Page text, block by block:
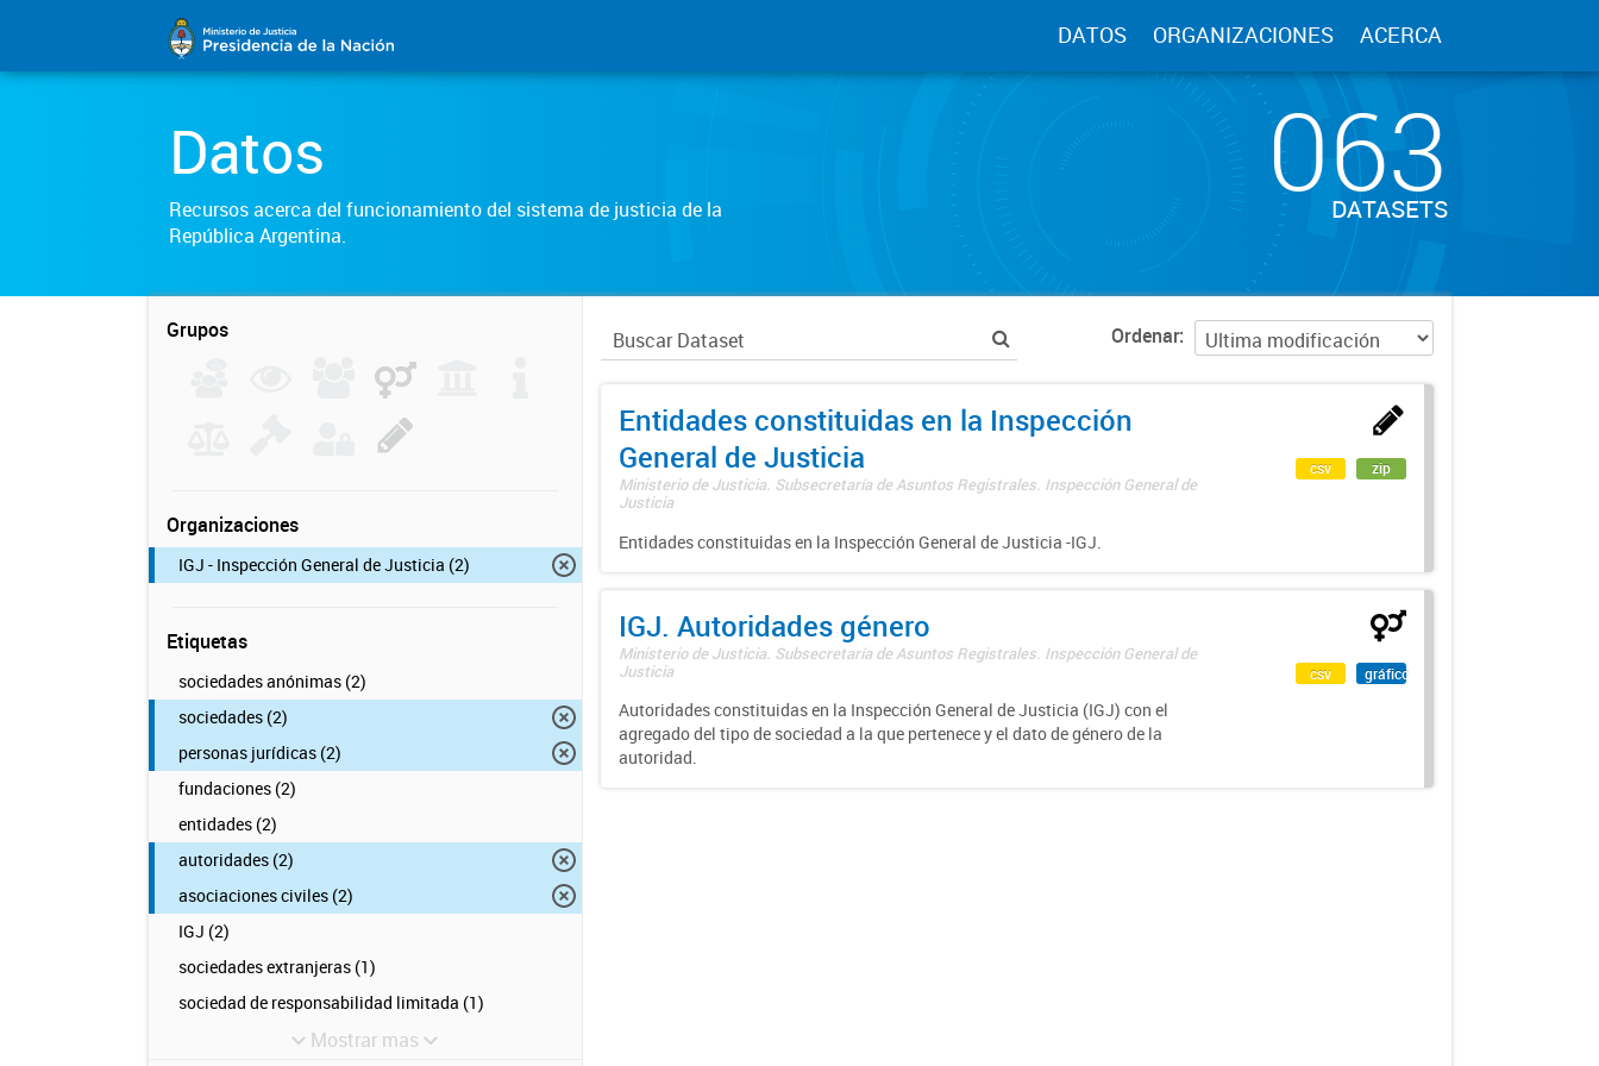
DATOS ORGANIZACIONES ACERCA
Datos
Recursos acerca del funcionamiento del sistema de justicia de la
República Argentina.
063
DATASETS
Grupos
Organizaciones
IGJ - Inspección General de Justicia (2)
Etiquetas
sociedades anónimas (2)
sociedades (2)
personas jurídicas (2)
fundaciones (2)
entidades (2)
autoridades (2)
asociaciones civiles (2)
IGJ (2)
sociedades extranjeras (1)
sociedad de responsabilidad limitada (1)
Mostrar mas
Ordenar
Entidades constituidas en la Inspección
General de Justicia
Ministerio de Justicia. Subsecretaría de Asuntos Registrales. Inspección General de
Justicia
Entidades constituidas en la Inspección General de Justicia -IGJ.
csv zip
IGJ. Autoridades género
Ministerio de Justicia. Subsecretaría de Asuntos Registrales. Inspección General de
Justicia
Autoridades constituidas en la Inspección General de Justicia (IGJ) con el
agregado del tipo de sociedad a la que pertenece y el dato de género de la
autoridad.
csv gráfico